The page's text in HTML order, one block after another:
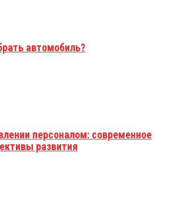
автомобиль?
персоналом: современное
развития